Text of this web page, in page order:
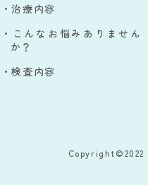
・治療内容
・こんなお悩みありません
か？
・検査内容